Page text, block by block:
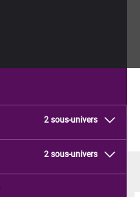
2 sous-univers
2 sous-univers